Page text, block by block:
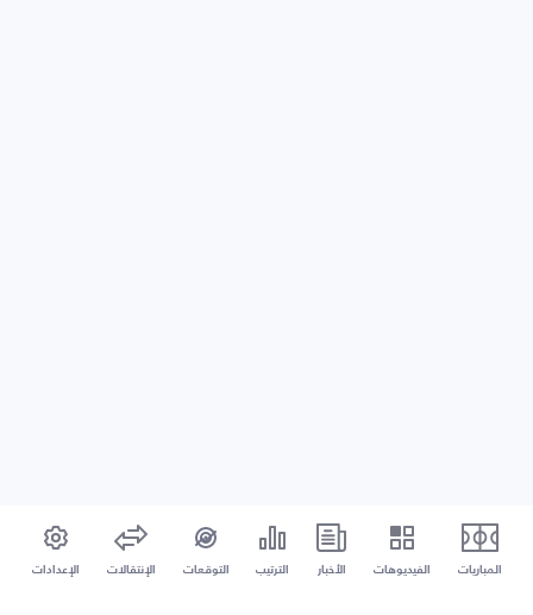
المباريات الفيديوهات الأخبار الترتيب التوقعات الإنتقالات الإعدادات